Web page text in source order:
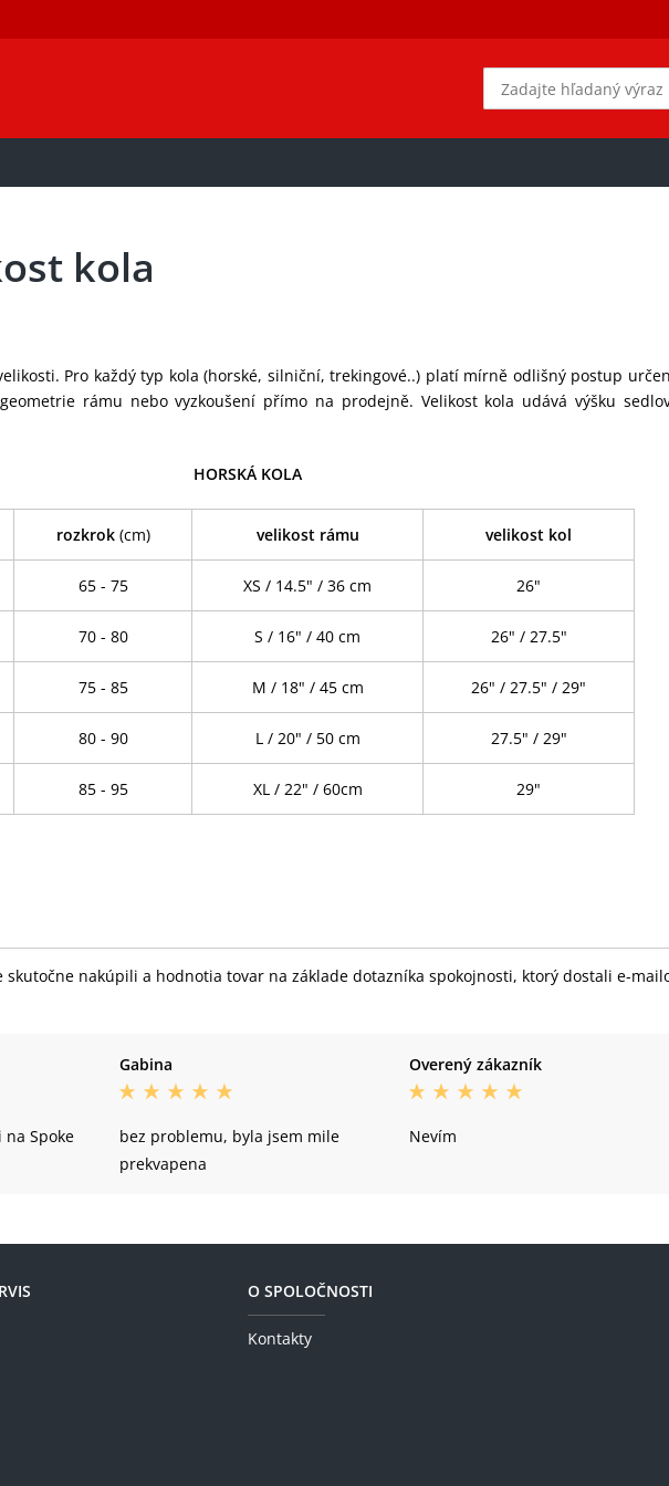
kola
Pro každý typ kola (horské, silniční, trekingové..) platí mírně odlišný postup
rámu nebo vyzkoušení přímo na prodejně. Velikost kola udává výšku
HORSKÁ KOLA
rozkrok (cm) velikost rámu velikost kol
65 - 75 XS / 14.5" / 36 cm 26"
70 - 80 S / 16" / 40 cm 26" / 27.5"
75 - 85 M / 18" / 45 cm 26" / 27.5" / 29"
80 - 90 L / 20" / 50 cm 27.5" / 29"
85 - 95 XL / 22" / 60cm 29"
nakúpili a hodnotia tovar na základe dotazníka spokojnosti, ktorý dostali e-
Spoke
Gabina
bez problemu, byla jsem mile
prekvapena
Overený zákazník
Nevím
O SPOLOČNOSTI
Kontakty